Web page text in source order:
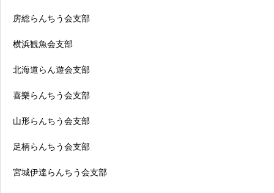
房総らんちう会支部
横浜観魚会支部
北海道らん遊会支部
喜樂らんちう会支部
山形らんちう会支部
足柄らんちう会支部
宮城伊達らんちう会支部